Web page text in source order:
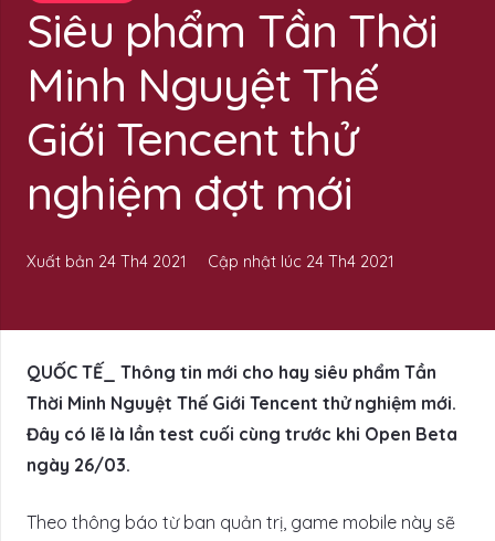
Siêu phẩm Tần Thời
Minh Nguyệt Thế
Giới Tencent thử
nghiệm đợt mới
Xuất bản 24 Th4 2021 Cập nhật lúc 24 Th4 2021
QUỐC TẾ_ Thông tin mới cho hay siêu phẩm Tần
Thời Minh Nguyệt Thế Giới Tencent thử nghiệm mới.
Đây có lẽ là lần test cuối cùng trước khi Open Beta
ngày 26/03.
Theo thông báo từ ban quản trị, game mobile này sẽ